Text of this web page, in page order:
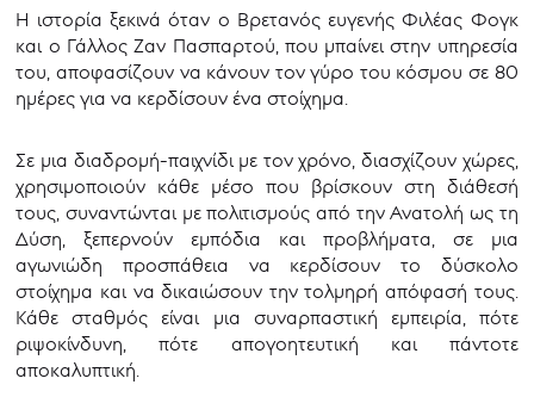
Η ιστορία ξεκινά όταν ο Βρετανός ευγενής Φιλέας Φογκ
και ο Γάλλος Ζαν Πασπαρτού, που μπαίνει στην υπηρεσία
του, αποφασίζουν να κάνουν τον γύρο του κόσμου σε 80
ημέρες για να κερδίσουν ένα στοίχημα.
Σε μια διαδρομή-παιχνίδι με τον χρόνο, διασχίζουν χώρες,
χρησιμοποιούν κάθε μέσο που βρίσκουν στη διάθεσή
τους, συναντώνται με πολιτισμούς από την Ανατολή ως τη
Δύση, ξεπερνούν εμπόδια και προβλήματα, σε μια
αγωνιώδη προσπάθεια να κερδίσουν το δύσκολο
στοίχημα και να δικαιώσουν την τολμηρή απόφασή τους.
Κάθε σταθμός είναι μια συναρπαστική εμπειρία, πότε
ριψοκίνδυνη, πότε απογοητευτική και πάντοτε
αποκαλυπτική.